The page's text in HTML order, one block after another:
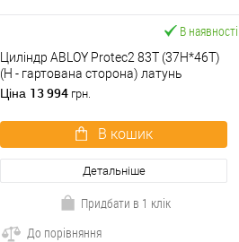
В наявності
Циліндр ABLOY Protec2 83T (37H*46T)
(H - гартована сторона) латунь
полірована
Ціна 13 994 грн.
В кошик
Детальніше
Придбати в 1 клік
До порівняння